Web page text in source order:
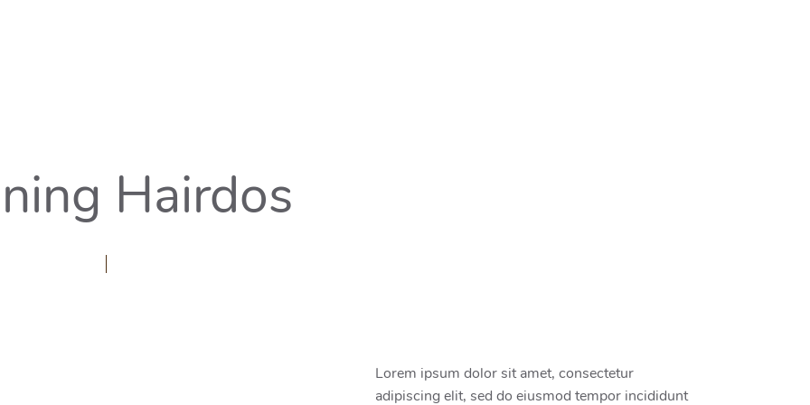
Hairdos
Lorem ipsum dolor sit amet, consectetur
adipiscing elit, sed do eiusmod tempor incididunt